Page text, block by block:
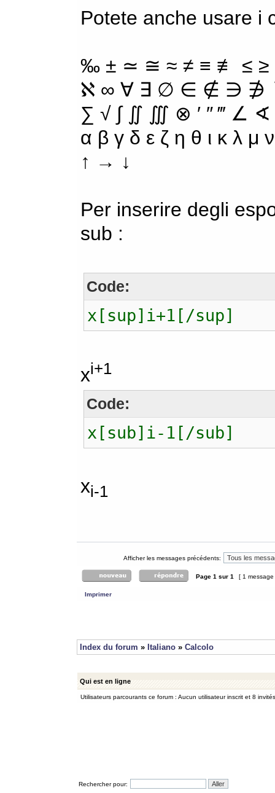
Potete anche usare i
‰ ± ≃ ≅ ≈ ≠ ≡ ≢ ≤
ℵ ∞ ∀ ∃ ∅ ∈ ∉ ∋ ∌
∑ √ ∫ ∬ ∭ ⊗ ′ ″ ‴ ∠
α β γ δ ε ζ η θ ι κ λ
↑ → ↓
Per inserire degli
sub :
Code:
x[sup]i+1[/sup]
xi+1
Code:
x[sub]i-1[/sub]
xi-1
Afficher les messages précédents:
Page 1 sur 1 [ 1
Imprimer
Index du forum » Italiano » Calcolo
Qui est en ligne
Utilisateurs parcourants ce forum : Aucun utilisateur inscrit et 8 invités
Rechercher pour: